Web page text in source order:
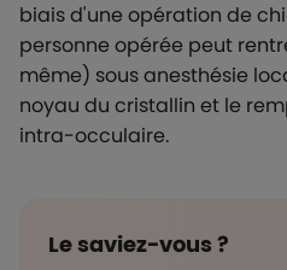
biais d'une opération de
personne opérée peut
même) sous anesthésie
noyau du cristallin et le
intra-occulaire.
Le saviez-vous ?